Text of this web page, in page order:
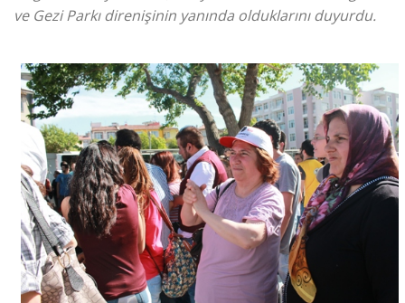
ve Gezi Parkı direnişinin yanında olduklarını duyurdu.